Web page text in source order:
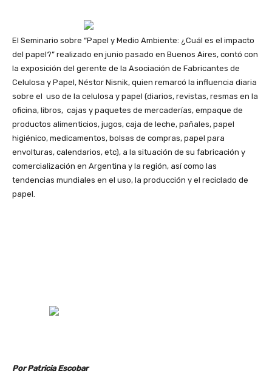
El Seminario sobre “Papel y Medio Ambiente: ¿Cuál es el impacto
del papel?” realizado en junio pasado en Buenos Aires, contó con
la exposición del gerente de la Asociación de Fabricantes de
Celulosa y Papel, Néstor Nisnik, quien remarcó la influencia diaria
sobre el uso de la celulosa y papel (diarios, revistas, resmas en la
oficina, libros, cajas y paquetes de mercaderías, empaque de
productos alimenticios, jugos, caja de leche, pañales, papel
higiénico, medicamentos, bolsas de compras, papel para
envolturas, calendarios, etc), a la situación de su fabricación y
comercialización en Argentina y la región, así como las
tendencias mundiales en el uso, la producción y el reciclado de
papel.
Por Patricia Escobar